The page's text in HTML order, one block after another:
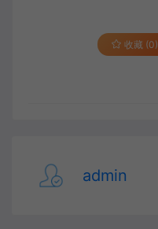
收藏 (0)
admin